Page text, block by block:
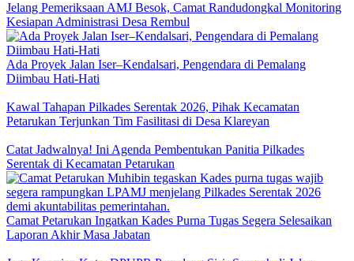
Jelang Pemeriksaan AMJ Besok, Camat Randudongkal Monitoring
Kesiapan Administrasi Desa Rembul
Ada Proyek Jalan Iser–Kendalsari, Pengendara di Pemalang
Diimbau Hati-Hati
Kawal Tahapan Pilkades Serentak 2026, Pihak Kecamatan
Petarukan Terjunkan Tim Fasilitasi di Desa Klareyan
Catat Jadwalnya! Ini Agenda Pembentukan Panitia Pilkades
Serentak di Kecamatan Petarukan
Camat Petarukan Ingatkan Kades Purna Tugas Segera Selesaikan
Laporan Akhir Masa Jabatan